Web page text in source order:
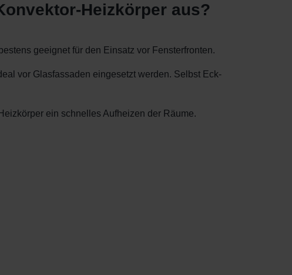
Heizkörper aus?
geeignet für den Einsatz vor Fensterfronten.
vor Glasfassaden eingesetzt werden. Selbst Eck-
ein schnelles Aufheizen der Räume.